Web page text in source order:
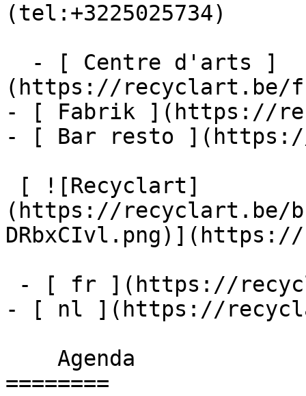
(tel:+3225025734)
(https://recyclart.be/
- [ Fabrik ](https://
- [ Bar resto
(https://recyclart.be/
- [ nl ](https://
========